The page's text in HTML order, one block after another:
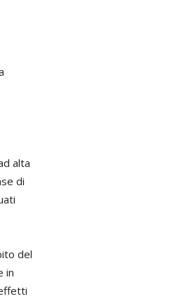
alta
di
del
in